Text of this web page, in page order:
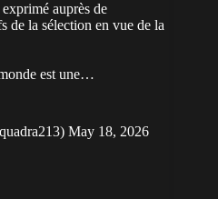
auprès de
de la sélection en vue de la
est une…
May 18, 2026